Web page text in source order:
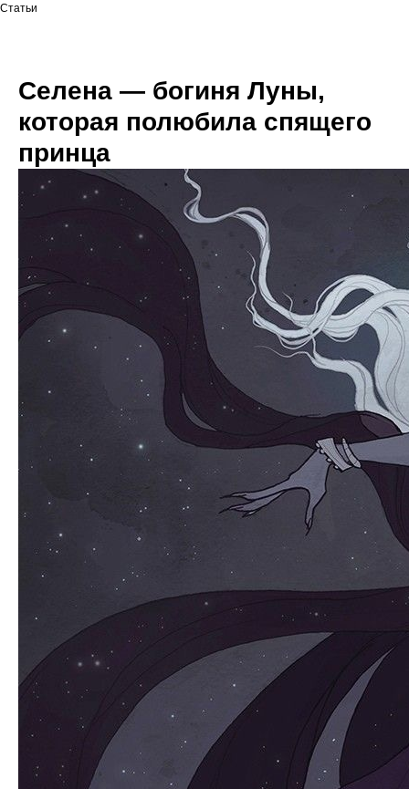
Статьи
Селена — богиня Луны,
которая полюбила спящего
принца